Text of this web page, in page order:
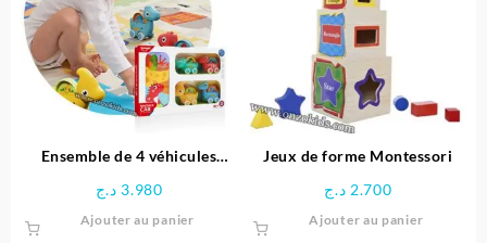
options
peuvent
être
choisies
sur
page
sur
page
Ensemble de 4 véhicules
– HUANGER
3.980 د.ج
Ajouter au panier
Jeux de forme Montessori
2.700 د.ج
Ajouter au panier